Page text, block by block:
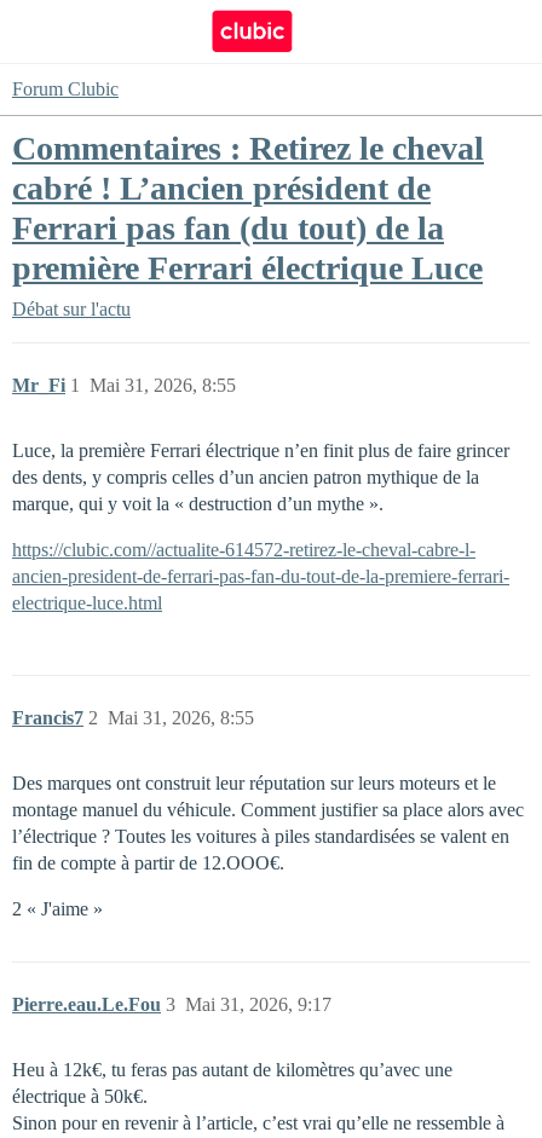
Forum Clubic
Commentaires : Retirez le cheval
cabré ! L’ancien président de
Ferrari pas fan (du tout) de la
première Ferrari électrique Luce
Débat sur l'actu
Mr_Fi Mai 31, 2026, 8:55
1
Luce, la première Ferrari électrique n’en finit plus de faire grincer
des dents, y compris celles d’un ancien patron mythique de la
marque, qui y voit la « destruction d’un mythe ».
https://clubic.com//actualite-614572-retirez-le-cheval-cabre-l-
ancien-president-de-ferrari-pas-fan-du-tout-de-la-premiere-ferrari-
electrique-luce.html
Francis7 Mai 31, 2026, 8:55
2
Des marques ont construit leur réputation sur leurs moteurs et le
montage manuel du véhicule. Comment justifier sa place alors avec
l’électrique ? Toutes les voitures à piles standardisées se valent en
fin de compte à partir de 12.OOO€.
2 « J'aime »
Pierre.eau.Le.Fou Mai 31, 2026, 9:17
3
Heu à 12k€, tu feras pas autant de kilomètres qu’avec une
électrique à 50k€.
Sinon pour en revenir à l’article, c’est vrai qu’elle ne ressemble à